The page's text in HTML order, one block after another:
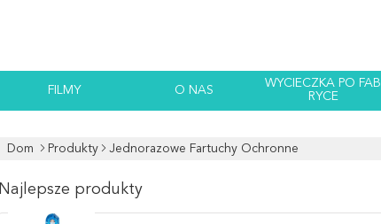
FILMY O NAS
WYCIECZKA PO FAB
RYCE
Dom Produkty Jednorazowe Fartuchy Ochronne
Najlepsze produkty